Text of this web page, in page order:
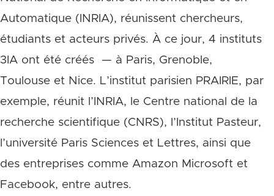
Automatique (INRIA), réunissent chercheurs,
étudiants et acteurs privés. À ce jour, 4 instituts
3IA ont été créés — à Paris, Grenoble,
Toulouse et Nice. L’institut parisien PRAIRIE, par
exemple, réunit l’INRIA, le Centre national de la
recherche scientifique (CNRS), l’Institut Pasteur,
l’université Paris Sciences et Lettres, ainsi que
des entreprises comme Amazon Microsoft et
Facebook, entre autres.